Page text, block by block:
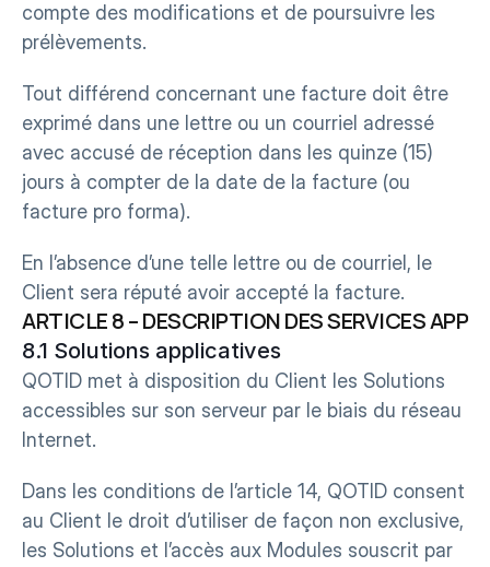
compte des modifications et de poursuivre les
prélèvements.
Tout différend concernant une facture doit être
exprimé dans une lettre ou un courriel adressé
avec accusé de réception dans les quinze (15)
jours à compter de la date de la facture (ou
facture pro forma).
En l’absence d’une telle lettre ou de courriel, le
Client sera réputé avoir accepté la facture.
ARTICLE 8 – DESCRIPTION DES SERVICES
8.1 Solutions applicatives
QOTID met à disposition du Client les Solutions
accessibles sur son serveur par le biais du réseau
Internet.
Dans les conditions de l’article 14, QOTID consent
au Client le droit d’utiliser de façon non exclusive,
les Solutions et l’accès aux Modules souscrit par